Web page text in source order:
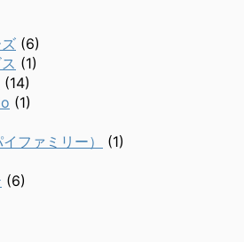
(6)
(1)
(14)
(1)
ファミリー）
(1)
(6)